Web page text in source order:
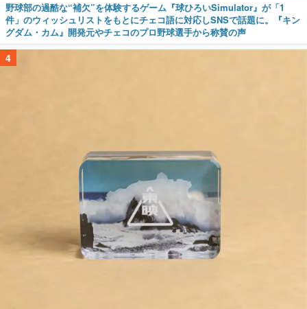
野球部の過酷な“補欠”を体験するゲーム『球ひろいSimulator』が「1
件」のウィッシュリストをもとにチェコ語に対応しSNSで話題に。『キン
グダム・カム』開発元やチェコのプロ野球選手から称賛の声
4